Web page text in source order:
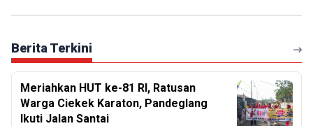
Berita Terkini
Meriahkan HUT ke-81 RI, Ratusan
Warga Ciekek Karaton, Pandeglang
Ikuti Jalan Santai